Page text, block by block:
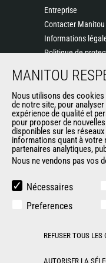
Entreprise
Contacter Manitou
Informations
Politique de
Actualités
Historique
CGV Manitou BF
AUTRES SITES DU
Manitou Group
Carrières
RMI Manitou
Gehl
MANITOU
Nous utilisons des
de notre site, pour
expérience de qualité et
pour proposer de
disponibles sur les
informations quant à votre
partenaires analytiques,
Nous ne vendons pas vos
Nécessaires
Preferences
REFUSER TOUS LES
AUTORISER LA